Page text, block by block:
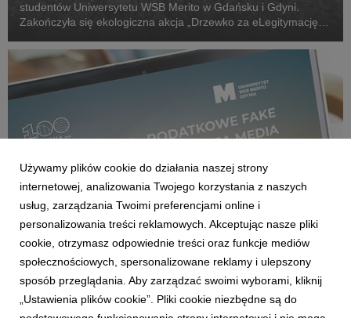
studentów Uniwersytetu WSB Merito w Gdańsku i Gdyni.
Zakończyła się ekologiczna akcja „Drzewko za eLegitymację”,
wsparciem środowiska naturalnego.
GDAŃSK/GDYNIA
Uniwersytet WSB Merito Gdynia zaprasza na
wykład o podatkowych fake newsach
3 czerwca 2026
Używamy plików cookie do działania naszej strony
internetowej, analizowania Twojego korzystania z naszych
usług, zarządzania Twoimi preferencjami online i
personalizowania treści reklamowych. Akceptując nasze pliki
cookie, otrzymasz odpowiednie treści oraz funkcje mediów
społecznościowych, spersonalizowane reklamy i ulepszony
sposób przeglądania. Aby zarządzać swoimi wyborami, kliknij
„Ustawienia plików cookie”. Pliki cookie niezbędne są do